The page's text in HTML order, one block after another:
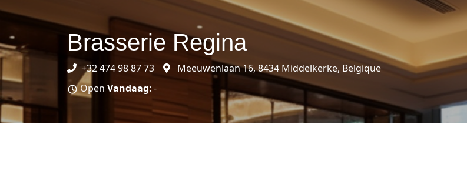
Brasserie Regina
+32 474 98 87 73
Meeuwenlaan 16, 8434 Middelkerke, Belgique
Open Vandaag: -